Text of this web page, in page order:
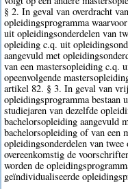
§ 2. In geval van overdracht
opleidingsprogramma
uit opleidingsonderdelen van
opleiding c.q. uit
aangevuld met
van een mastersopleiding c.q.
opeenvolgende
artikel 82. § 3. In geval van
opleidingsprogramma bestaan
studiejaren van dezelfde
bachelorsopleiding aangevuld
bachelorsopleiding of van een
opleidingsonderdelen van
overeenkomstig de
worden de
geïndividualiseerde